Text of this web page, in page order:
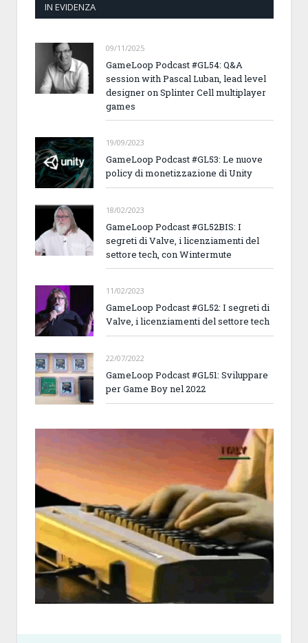
IN EVIDENZA
09/11/2025
GameLoop Podcast #GL54: Q&A
session with Pascal Luban, lead level
designer on Splinter Cell multiplayer
games
19/09/2023
GameLoop Podcast #GL53: Le nuove
policy di monetizzazione di Unity
18/02/2023
GameLoop Podcast #GL52BIS: I
segreti di Valve, i licenziamenti del
settore tech, con Wintermute
11/02/2023
GameLoop Podcast #GL52: I segreti di
Valve, i licenziamenti del settore tech
22/07/2022
GameLoop Podcast #GL51: Sviluppare
per Game Boy nel 2022